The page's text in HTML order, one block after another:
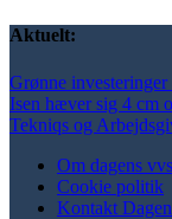
Aktuelt:
Grønne
Isen hæver sig 4 cm
Tekniqs og
Om dagens vvs
Cookie politik
Kontakt